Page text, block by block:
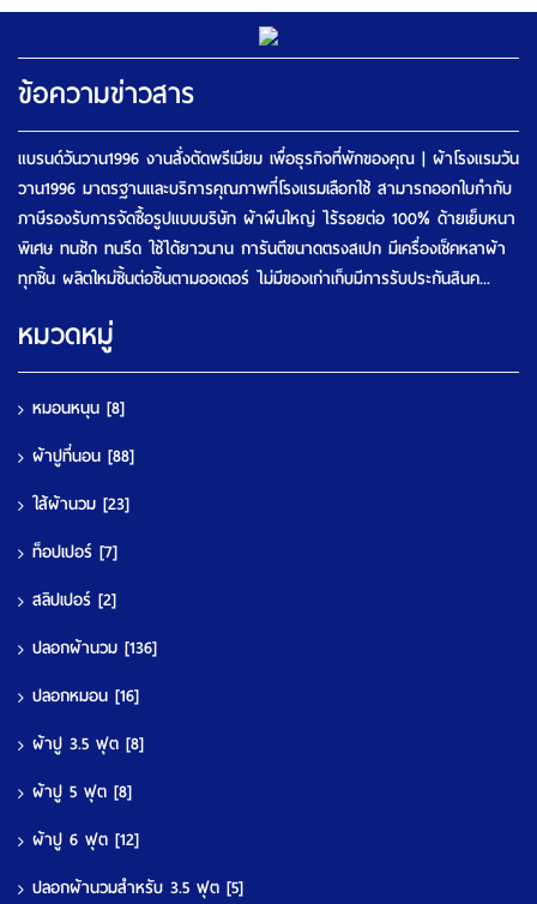
ข้อความข่าวสาร
แบรนด์วันวาน1996 งานสั่งตัดพรีเมียม เพื่อธุรกิจที่พักของคุณ | ผ้าโรงแรมวัน
วาน1996 มาตรฐานและบริการคุณภาพที่โรงแรมเลือกใช้ สามารถออกใบกำกับ
ภาษีรองรับการจัดซื้อรูปแบบบริษัท ผ้าผืนใหญ่ ไร้รอยต่อ 100% ด้ายเย็บหนา
พิเศษ ทนซัก ทนรีด ใช้ได้ยาวนาน การันตีขนาดตรงสเปก มีเครื่องเช็คหลาผ้า
ทุกชิ้น ผลิตใหม่ชิ้นต่อชิ้นตามออเดอร์ ไม่มีของเก่าเก็บมีการรับประกันสินค...
หมวดหมู่
หมอนหนุน [8]
ผ้าปูที่นอน [88]
ใส้ผ้านวม [23]
ท็อปเปอร์ [7]
สลิปเปอร์ [2]
ปลอกผ้านวม [136]
ปลอกหมอน [16]
ผ้าปู 3.5 ฟุต [8]
ผ้าปู 5 ฟุต [8]
ผ้าปู 6 ฟุต [12]
ปลอกผ้านวมสำหรับ 3.5 ฟุต [5]